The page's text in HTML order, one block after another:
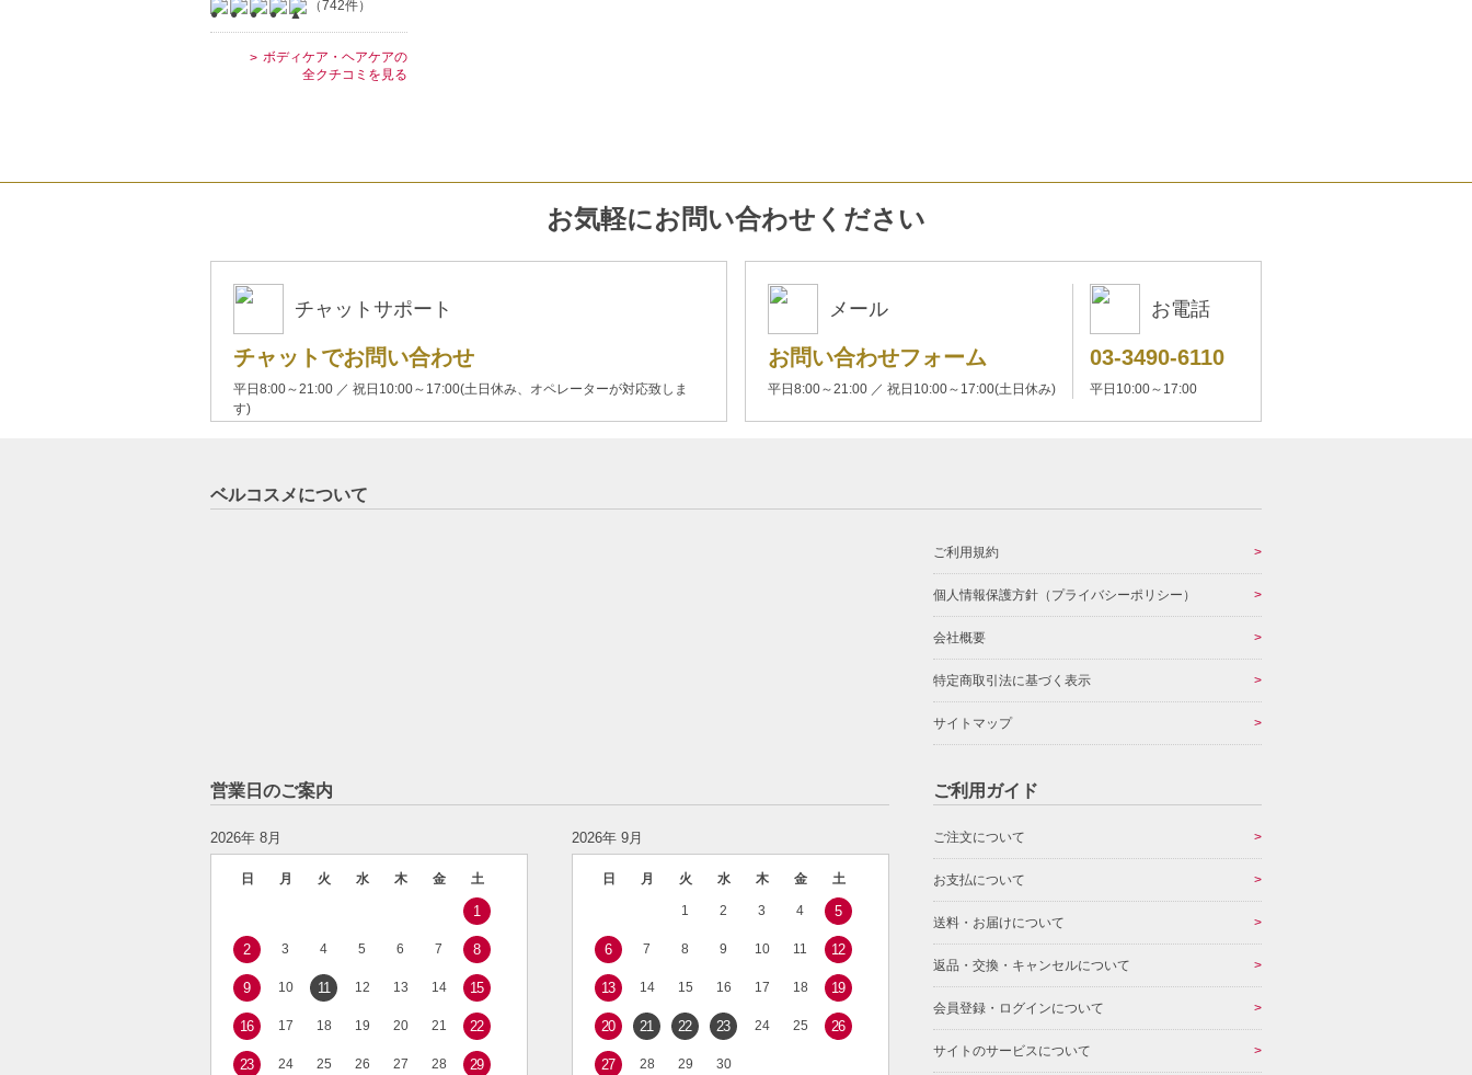
（742件）
ボディケア・ヘアケアの
全クチコミを見る
お気軽にお問い合わせください
チャットサポート
チャットでお問い合わせ
平日8:00～21:00 ／ 祝日10:00～17:00(土日休み、オペレーターが対応致しま
す)
メール
お問い合わせフォーム
平日8:00～21:00 ／ 祝日10:00～17:00(土日休み)
お電話
03-3490-6110
平日10:00～17:00
ベルコスメについて
ご利用規約
個人情報保護方針（プライバシーポリシー）
会社概要
特定商取引法に基づく表示
サイトマップ
営業日のご案内
2026年 8月
日 月 火 水 木 金 土
1
2 3 4 5 6 7 8
9 10 11 12 13 14 15
16 17 18 19 20 21 22
23 24 25 26 27 28 29
2026年 9月
日 月 火 水 木 金 土
1 2 3 4 5
6 7 8 9 10 11 12
13 14 15 16 17 18 19
20 21 22 23 24 25 26
27 28 29 30
ご利用ガイド
ご注文について
お支払について
送料・お届けについて
返品・交換・キャンセルについて
会員登録・ログインについて
サイトのサービスについて